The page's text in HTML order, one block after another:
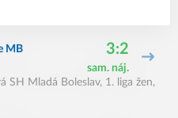
MB
3:2
sam. náj.
SH Mladá Boleslav, 1. liga žen,